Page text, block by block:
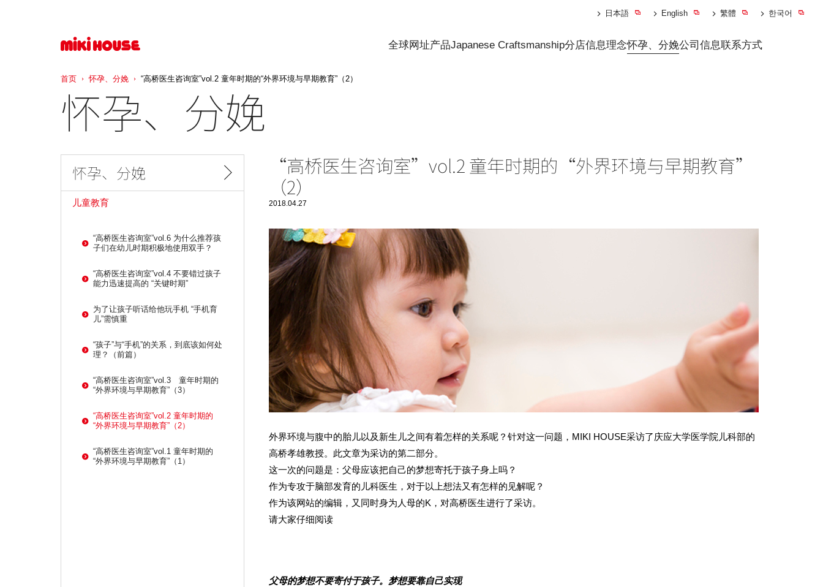
全球网址产品Japanese Craftsmanship分店信息理念怀孕、分娩公司信息联系方式
日本語 English 繁體 한국어
怀孕、分娩
“高桥医生咨询室”vol.2 童年时期的“外界环境与早期教育”
（2）
2018.04.27
外界环境与腹中的胎儿以及新生儿之间有着怎样的关系呢？针对这一问题，MIKI HOUSE采访了庆应大学医学院儿科部的
高桥孝雄教授。此文章为采访的第二部分。
这一次的问题是：父母应该把自己的梦想寄托于孩子身上吗？
作为专攻于脑部发育的儿科医生，对于以上想法又有怎样的见解呢？
作为该网站的编辑，又同时身为人母的K，对高桥医生进行了采访。
请大家仔细阅读
父母的梦想不要寄付于孩子。梦想要靠自己实现
怀孕、分娩
儿童教育
“高桥医生咨询室”vol.6 为什么推荐孩
子们在幼儿时期积极地使用双手？
“高桥医生咨询室”vol.4 不要错过孩子
能力迅速提高的 “关键时期”
为了让孩子听话给他玩手机 “手机育
儿”需慎重
“孩子”与“手机”的关系，到底该如何处
理？（前篇）
“高桥医生咨询室”vol.3 童年时期的
“外界环境与早期教育”（3）
“高桥医生咨询室”vol.2 童年时期的
“外界环境与早期教育”（2）
“高桥医生咨询室”vol.1 童年时期的
“外界环境与早期教育”（1）
首页 怀孕、分娩 “高桥医生咨询室”vol.2 童年时期的“外界环境与早期教育”（2）